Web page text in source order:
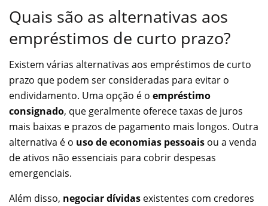
Quais são as alternativas aos
empréstimos de curto prazo?
Existem várias alternativas aos empréstimos de curto
prazo que podem ser consideradas para evitar o
endividamento. Uma opção é o empréstimo
consignado, que geralmente oferece taxas de juros
mais baixas e prazos de pagamento mais longos. Outra
alternativa é o uso de economias pessoais ou a venda
de ativos não essenciais para cobrir despesas
emergenciais.
Além disso, negociar dívidas existentes com credores